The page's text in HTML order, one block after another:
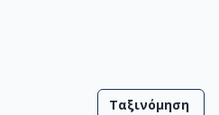
Ταξινόμηση